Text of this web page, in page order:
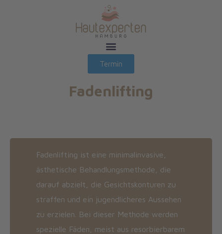
Termin
Fadenlifting
Fadenlifting ist eine minimalinvasive,
ästhetische Behandlungsmethode, die
darauf abzielt, die Gesichtskonturen zu
straffen und ein jugendlicheres Aussehen
zu erzielen. Bei dieser Methode werden
spezielle Fäden, meist aus resorbierbarem